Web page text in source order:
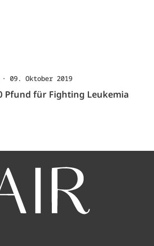
·09. Oktober 2019
Pfund für Fighting Leukemia